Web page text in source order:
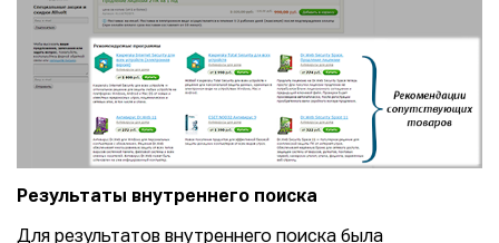
Результаты внутреннего поиска
Для результатов внутреннего поиска была